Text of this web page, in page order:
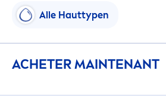
Alle Hauttypen
ACHETER MAINTENANT